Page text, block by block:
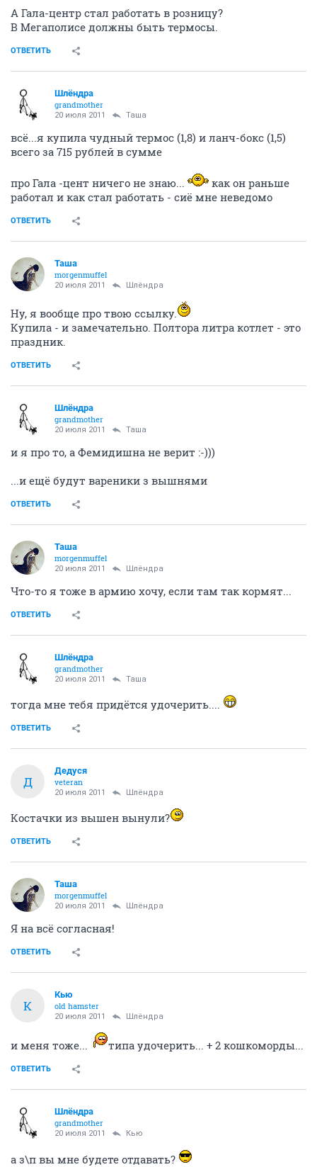
А Гала-центр стал работать в розницу?
В Мегаполисе должны быть термосы.
ОТВЕТИТЬ
Шлёндра
grandmother
20 июля 2011 Таша
всё...я купила чудный термос (1,8) и ланч-бокс (1,5)
всего за 715 рублей в сумме
про Гала -цент ничего не знаю...
как он раньше
работал и как стал работать - сиё мне неведомо
ОТВЕТИТЬ
Таша
morgenmuffel
20 июля 2011 Шлёндра
Ну, я вообще про твою ссылку.
Купила - и замечательно. Полтора литра котлет - это
праздник.
ОТВЕТИТЬ
Шлёндра
grandmother
20 июля 2011 Таша
и я про то, а Фемидишна не верит :-)))
...и ещё будут вареники з вышнями
ОТВЕТИТЬ
Таша
morgenmuffel
20 июля 2011 Шлёндра
Что-то я тоже в армию хочу, если там так кормят...
ОТВЕТИТЬ
Шлёндра
grandmother
20 июля 2011 Таша
тогда мне тебя придётся удочерить....
ОТВЕТИТЬ
Д
Дедуся
veteran
20 июля 2011 Шлёндра
Костачки из вышен вынули?
ОТВЕТИТЬ
Таша
morgenmuffel
20 июля 2011 Шлёндра
Я на всё согласная!
ОТВЕТИТЬ
К
Кью
old hamster
20 июля 2011 Шлёндра
и меня тоже... типа удочерить... + 2 кошкоморды...
ОТВЕТИТЬ
Шлёндра
grandmother
20 июля 2011 Кью
а з\п вы мне будете отдавать?